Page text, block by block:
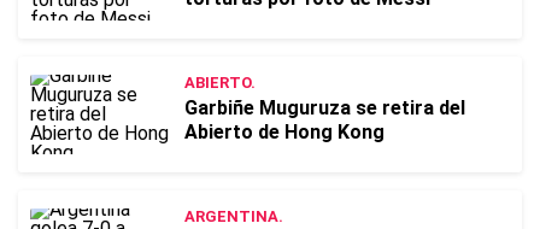
ABIERTO.
Garbiñe Muguruza se retira del
Abierto de Hong Kong
ARGENTINA.